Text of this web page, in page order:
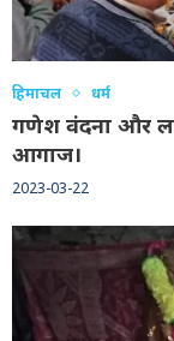
हिमाचल धर्म
गणेश वंदना और
आगाज।
2023-03-22